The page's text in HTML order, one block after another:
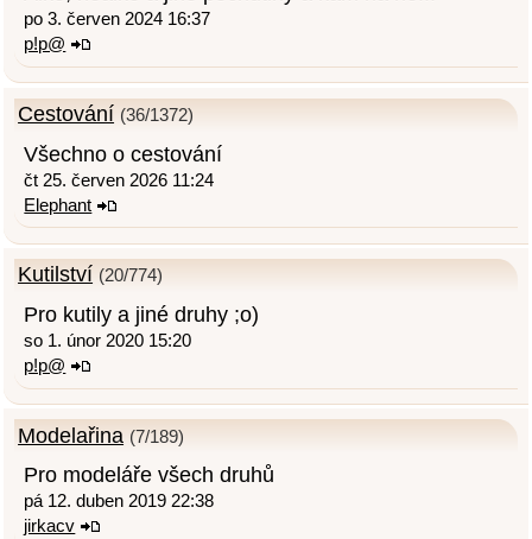
po 3. červen 2024 16:37
p!p@
Cestování (36/1372)
Všechno o cestování
čt 25. červen 2026 11:24
Elephant
Kutilství (20/774)
Pro kutily a jiné druhy ;o)
so 1. únor 2020 15:20
p!p@
Modelařina (7/189)
Pro modeláře všech druhů
pá 12. duben 2019 22:38
jirkacv